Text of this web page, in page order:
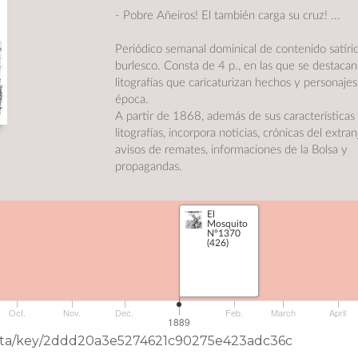
- Pobre Añeiros! El también carga su cruz! ...
Periódico semanal dominical de contenido
burlesco. Consta de 4 p., en las que se
litografías que caricaturizan hechos y
época.
A partir de 1868, además de sus características
litografías, incorpora noticias, crónicas del
avisos de remates, informaciones de la Bolsa y
propagandas.
_
Biblioteca Nacional Mariano Moreno
El
Mosquito
Nº1370
(426)
1889
Oct. Nov. Dec. Feb. March April
key/2ddd20a3e5274621c90275e423adc36c